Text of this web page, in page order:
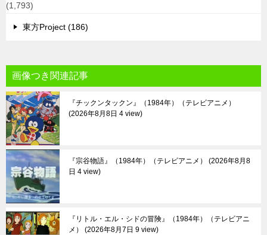
(1,793)
東方Project (186)
画像つき関連記事
『チックンタックン』（1984年）（テレビアニメ）
2026年8月8日 4 view
『宗谷物語』（1984年）（テレビアニメ）
2026年8月8
日 4 view
『リトル・エル・シドの冒険』（1984年）（テレビアニ
メ）
2026年8月7日 9 view